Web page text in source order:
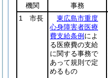
機関
事務
1 市長
東広島市重度
心身障害者医療
費支給条例 によ
る医療費の支給
に関する事務で
あって規則で定
めるもの